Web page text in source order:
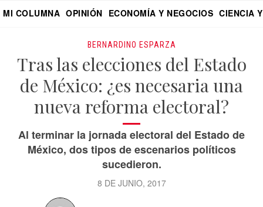
MI COLUMNA OPINIÓN ECONOMÍA Y NEGOCIOS CIENCIA
BERNARDINO ESPARZA
Tras las elecciones del Estado
de México: ¿es necesaria una
nueva reforma electoral?
Al terminar la jornada electoral del Estado de
México, dos tipos de escenarios políticos
sucedieron.
8 DE JUNIO, 2017